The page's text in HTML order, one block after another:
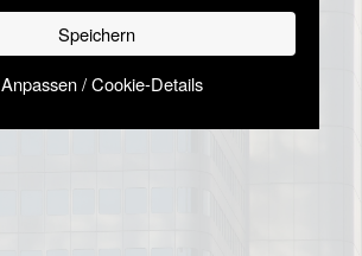
Speichern
Anpassen / Cookie-Details